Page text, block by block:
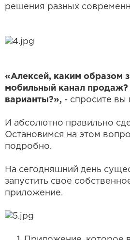
решения разных
«Алексей, каким образом
мобильный канал продаж?
варианты?», - спросите вы
И абсолютно правильно
Остановимся на этом
подробно.
На сегодняшний день
запустить свое
приложение.